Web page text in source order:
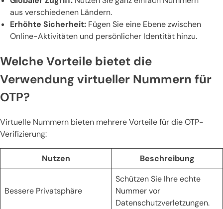
aus verschiedenen Ländern.
Erhöhte Sicherheit: Fügen Sie eine Ebene zwischen
Online-Aktivitäten und persönlicher Identität hinzu.
Welche Vorteile bietet die
Verwendung virtueller Nummern für
OTP?
Virtuelle Nummern bieten mehrere Vorteile für die OTP-
Verifizierung:
Nutzen Beschreibung
Bessere Privatsphäre
Schützen Sie Ihre echte
Nummer vor
Datenschutzverletzungen.